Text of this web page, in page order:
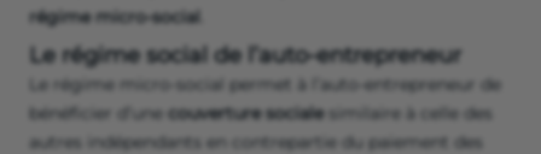
régime micro-social
Le régime social de l’auto-entrepreneur
Le régime micro-social permet à l’auto-entrepreneur de
bénéficier d’une couverture socialesimilaire à celle des
autres indépendants en contrepartie du paiement des